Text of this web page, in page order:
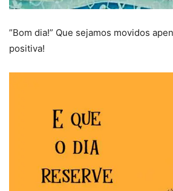
”Bom dia!” Que sejamos movidos
positiva!